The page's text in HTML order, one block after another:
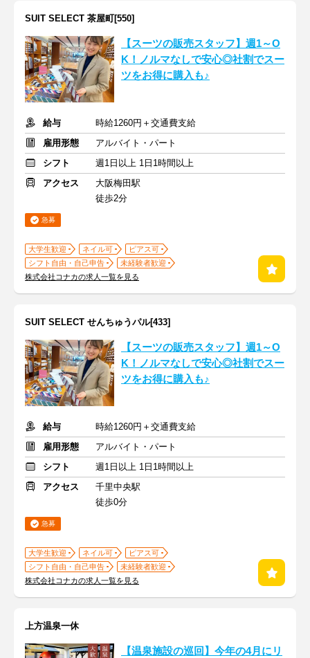
SUIT SELECT 茶屋町[550]
【スーツの販売スタッフ】週1～O
K！ノルマなしで安心◎社割でスー
ツをお得に購入も♪
給与
時給1260円＋交通費支給
雇用形態
アルバイト・パート
シフト
週1日以上 1日1時間以上
アクセス
大阪梅田駅
徒歩2分
急募
大学生歓迎 ネイル可
ピアス可
シフト自由・自己申告
未経験者歓迎
株式会社コナカの求人一覧を見る
SUIT SELECT せんちゅうパル[433]
【スーツの販売スタッフ】週1～O
K！ノルマなしで安心◎社割でスー
ツをお得に購入も♪
給与
時給1260円＋交通費支給
雇用形態
アルバイト・パート
シフト
週1日以上 1日1時間以上
アクセス
千里中央駅
徒歩0分
急募
大学生歓迎 ネイル可
ピアス可
シフト自由・自己申告
未経験者歓迎
株式会社コナカの求人一覧を見る
上方温泉一休
【温泉施設の巡回】今年の4月にリ